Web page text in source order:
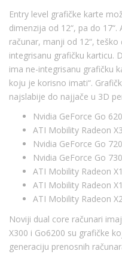
Entry level grafičke karte
dimenzija od 12“, pa do
računar, manji od 12“,
integrisanu grafičku karticu.
ima ne-integrisanu grafičku
koju je korisno imati“.
najslabije do najjače u 3D
Nvidia GeForce Go
ATI Mobility Radeon
Nvidia GeForce Go
Nvidia GeForce Go
ATI Mobility Radeon
ATI Mobility Radeon
ATI Mobility Radeon
Noviji dual core računari
X300 i Go6200 su grafičke
generaciju prenosnih